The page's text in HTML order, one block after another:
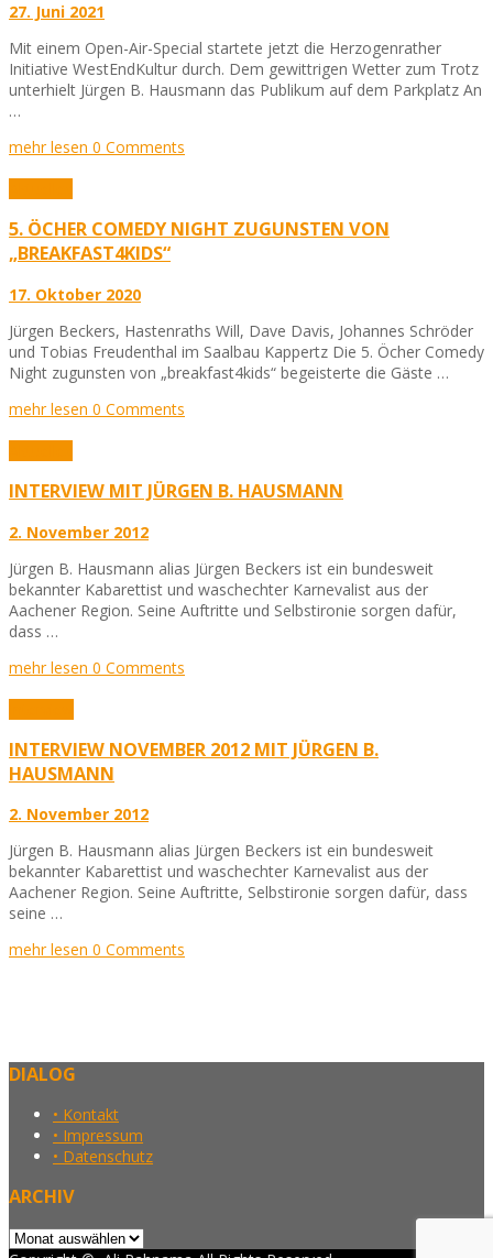
27. Juni 2021
Mit einem Open-Air-Special startete jetzt die Herzogenrather
Initiative WestEndKultur durch. Dem gewittrigen Wetter zum Trotz
unterhielt Jürgen B. Hausmann das Publikum auf dem Parkplatz An
…
mehr lesen 0 Comments
5. ÖCHER COMEDY NIGHT ZUGUNSTEN VON
„BREAKFAST4KIDS“
17. Oktober 2020
Jürgen Beckers, Hastenraths Will, Dave Davis, Johannes Schröder
und Tobias Freudenthal im Saalbau Kappertz Die 5. Öcher Comedy
Night zugunsten von „breakfast4kids“ begeisterte die Gäste …
mehr lesen 0 Comments
INTERVIEW MIT JÜRGEN B. HAUSMANN
2. November 2012
Jürgen B. Hausmann alias Jürgen Beckers ist ein bundesweit
bekannter Kabarettist und waschechter Karnevalist aus der
Aachener Region. Seine Auftritte und Selbstironie sorgen dafür,
dass …
mehr lesen 0 Comments
INTERVIEW NOVEMBER 2012 MIT JÜRGEN B.
HAUSMANN
2. November 2012
Jürgen B. Hausmann alias Jürgen Beckers ist ein bundesweit
bekannter Kabarettist und waschechter Karnevalist aus der
Aachener Region. Seine Auftritte, Selbstironie sorgen dafür, dass
seine …
mehr lesen 0 Comments
DIALOG
• Kontakt
• Impressum
• Datenschutz
ARCHIV
Archiv